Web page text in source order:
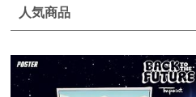
人気商品